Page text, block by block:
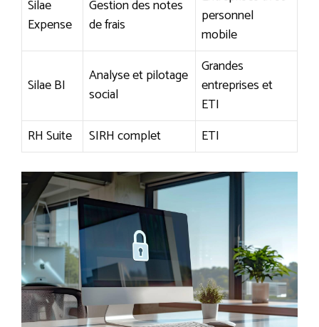
Silae
Expense
Gestion des notes
de frais
personnel
mobile
Silae BI
Analyse et pilotage
social
Grandes
entreprises et
ETI
RH Suite
SIRH complet ETI